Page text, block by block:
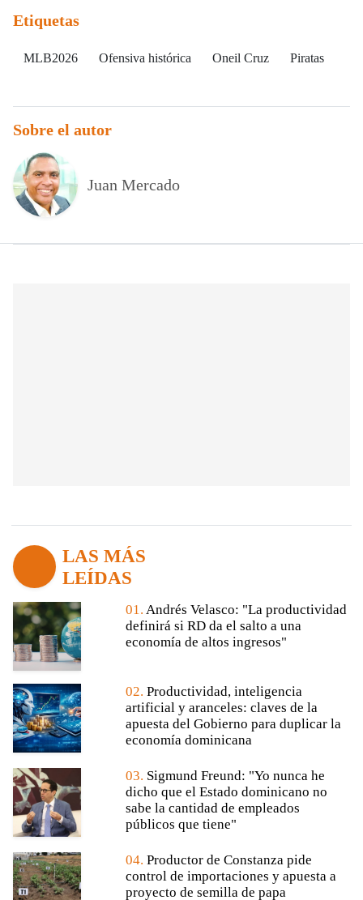
Etiquetas
MLB2026 Ofensiva histórica Oneil Cruz Piratas
Sobre el autor
Juan Mercado
LAS MÁS
LEÍDAS
01. Andrés Velasco: "La productividad
definirá si RD da el salto a una
economía de altos ingresos"
02. Productividad, inteligencia
artificial y aranceles: claves de la
apuesta del Gobierno para duplicar la
economía dominicana
03. Sigmund Freund: "Yo nunca he
dicho que el Estado dominicano no
sabe la cantidad de empleados
públicos que tiene"
04. Productor de Constanza pide
control de importaciones y apuesta a
proyecto de semilla de papa